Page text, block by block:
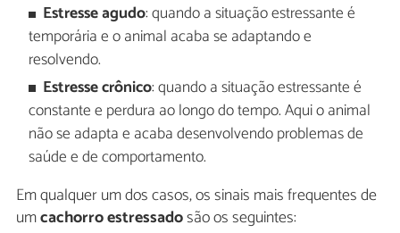
Estresse agudo: quando a situação estressante é
temporária e o animal acaba se adaptando e
resolvendo.
Estresse crônico: quando a situação estressante é
constante e perdura ao longo do tempo. Aqui o animal
não se adapta e acaba desenvolvendo problemas de
saúde e de comportamento.
Em qualquer um dos casos, os sinais mais frequentes de
umcachorro estressadosão os seguintes: